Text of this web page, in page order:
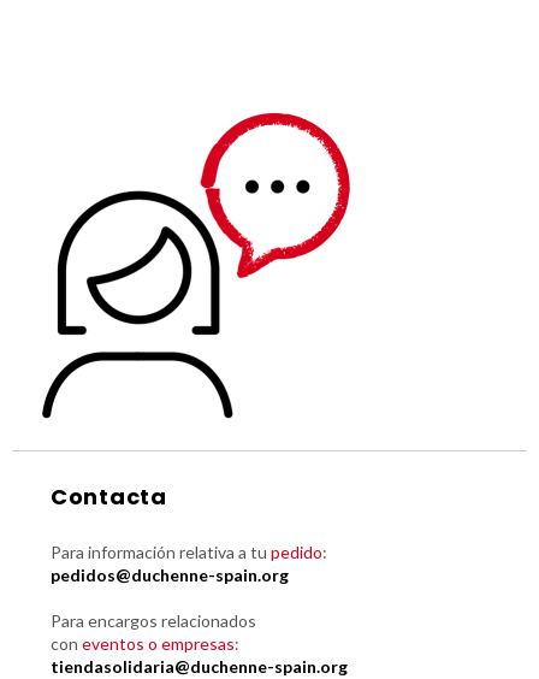
Contacta
Para información relativa a tu pedido:
pedidos@duchenne-spain.org
Para encargos relacionados
con eventos o empresas:
tiendasolidaria@duchenne-spain.org